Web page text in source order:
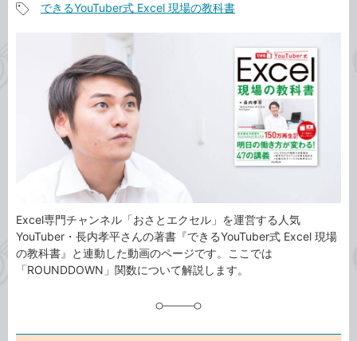
事
できるYouTuber式 Excel 現場の教科書
Excel専門チャンネル「おさとエクセル」を運営する人気
YouTuber・長内孝平さんの著書『できるYouTuber式 Excel 現場
の教科書』と連動した動画のページです。ここでは
「ROUNDDOWN」関数について解説します。